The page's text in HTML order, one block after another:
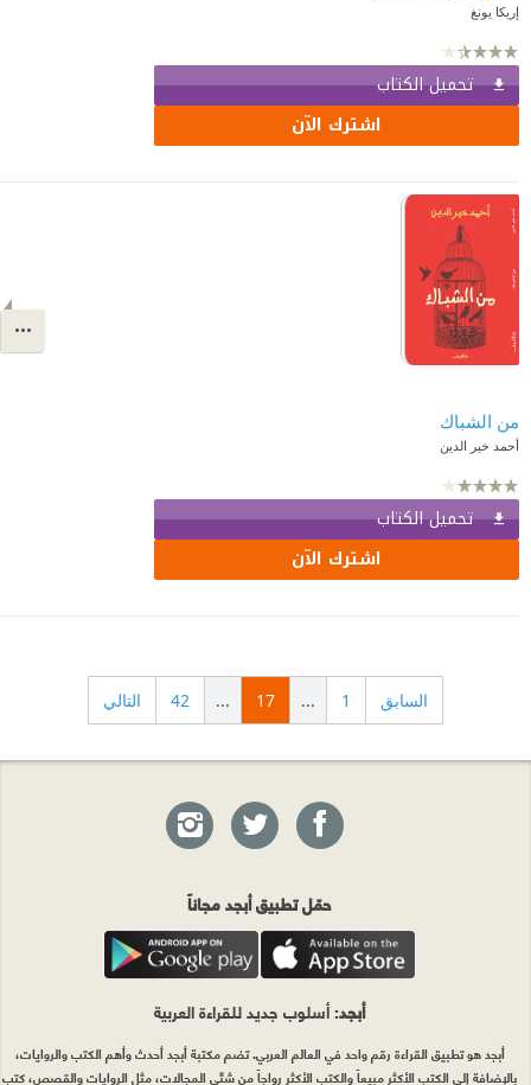
إريكا يونغ
تحميل الكتاب
اشترك الآن
من الشباك
أحمد خير الدين
تحميل الكتاب
اشترك الآن
السابق 1
...
17
...
42 التالي
حمّل تطبيق أبجد مجاناً
أبجد: أسلوب جديد للقراءة العربية
أبجد هو تطبيق القراءة رقم واحد في العالم العربي. تضم مكتبة أبجد أحدث وأهم الكتب والروايات،
بالإضافة إلى الكتب الأكثر مبيعاً والكتب الأكثر رواجاً من شتّى المجالات، مثل الروايات والقصص، كتب